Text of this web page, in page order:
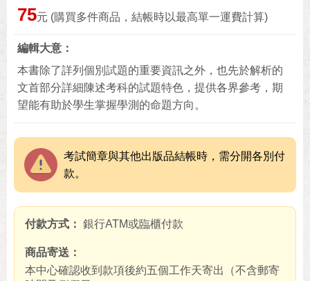
75元 (購買多件商品，結帳時以最高單一運費計算)
編輯大意
本書除了詳列個別試題的重要資訊之外，也先於解析的
文首部分詳細陳述考科的試題特色，提供各界參考，期
望能有助於學生掌握學測的命題方向。
考試簡章與其他出版品結帳時，需分開各別付
款。
付款方式 銀行ATM或臨櫃付款
商品寄送
本中心確認收到款項後約五個工作天寄出（不含郵寄